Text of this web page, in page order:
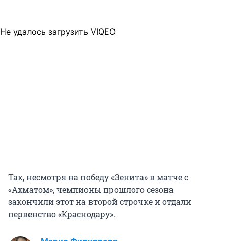
Не удалось загрузить VIQEO
Так, несмотря на победу «Зенита» в матче с
«Ахматом», чемпионы прошлого сезона
закончили этот на второй строчке и отдали
первенство «Краснодару».